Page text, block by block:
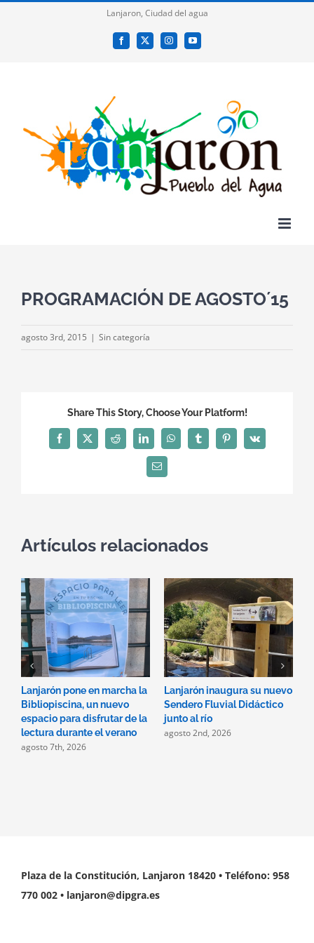
Lanjaron, Ciudad del agua
Facebook
X InstagramYouTube
PROGRAMACIÓN DE AGOSTO´15
agosto 3rd, 2015 | Sin categoría
Share This Story, Choose Your Platform!
Facebook
X Reddit LinkedInWhatsAppTumblrPinterest
Vk
Correo
electrónico
Artículos relacionados
Lanjarón pone en marcha la
Bibliopiscina, un nuevo
espacio para disfrutar de la
lectura durante el verano
agosto 7th, 2026
Lanjarón inaugura su nuevo
Sendero Fluvial Didáctico
junto al río
agosto 2nd, 2026
Plaza de la Constitución, Lanjaron 18420 • Teléfono: 958
770 002 • lanjaron@dipgra.es